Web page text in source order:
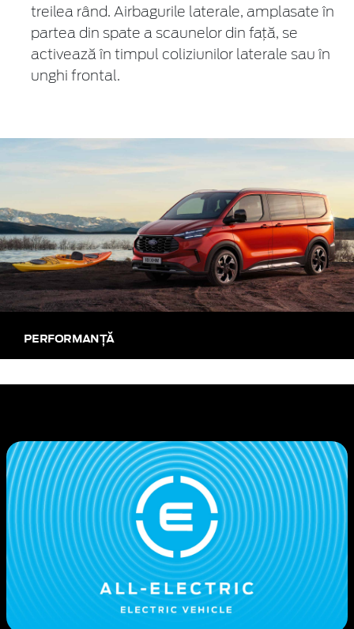
treilea rând. Airbagurile laterale, amplasate în
partea din spate a scaunelor din față, se
activează în timpul coliziunilor laterale sau în
unghi frontal.
PERFORMANȚĂ